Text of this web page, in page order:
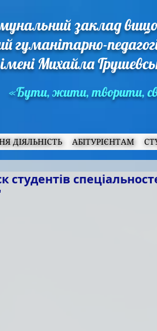
заклад
гуманітарно-
імені Михайла
«Бути, жити, творити,
ДІЯЛЬНІСТЬ АБІТУРІЄНТАМ